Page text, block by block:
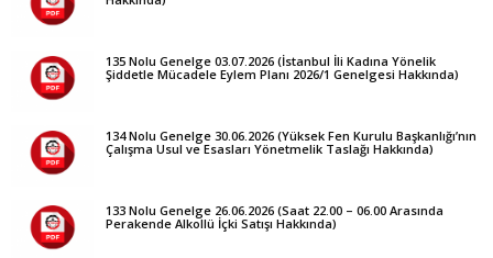
135 Nolu Genelge 03.07.2026 (İstanbul İli Kadına Yönelik
Şiddetle Mücadele Eylem Planı 2026/1 Genelgesi Hakkında)
134 Nolu Genelge 30.06.2026 (Yüksek Fen Kurulu Başkanlığı’nın
Çalışma Usul ve Esasları Yönetmelik Taslağı Hakkında)
133 Nolu Genelge 26.06.2026 (Saat 22.00 – 06.00 Arasında
Perakende Alkollü İçki Satışı Hakkında)